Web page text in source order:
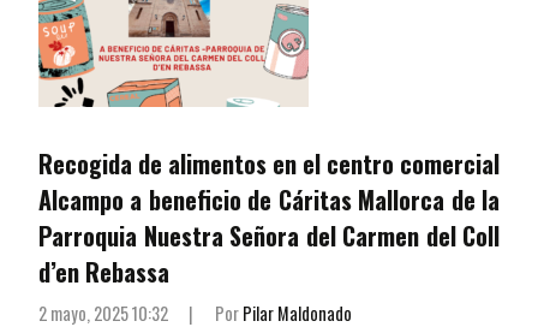
Recogida de alimentos en el centro comercial
Alcampo a beneficio de Cáritas Mallorca de la
Parroquia Nuestra Señora del Carmen del Coll
d’en Rebassa
2 mayo, 2025 10:32 | PorPilar Maldonado